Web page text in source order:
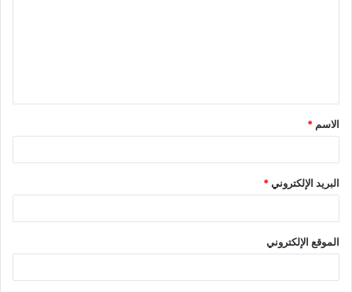
الاسم *
البريد الإلكتروني*
الموقع الإلكتروني